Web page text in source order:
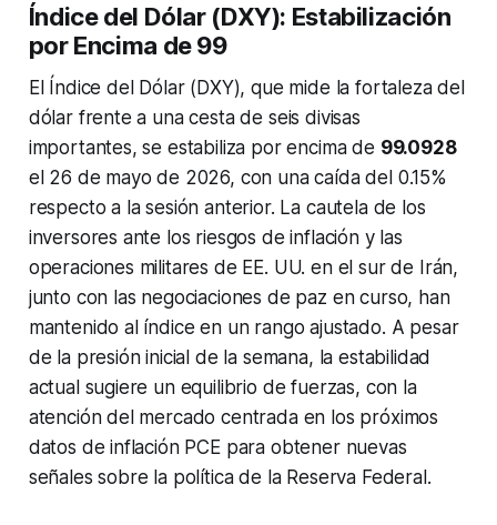
Índice del Dólar (DXY): Estabilización
por Encima de 99
El Índice del Dólar (DXY), que mide la fortaleza del
dólar frente a una cesta de seis divisas
importantes, se estabiliza por encima de 99.0928
el 26 de mayo de 2026, con una caída del 0.15%
respecto a la sesión anterior. La cautela de los
inversores ante los riesgos de inflación y las
operaciones militares de EE. UU. en el sur de Irán,
junto con las negociaciones de paz en curso, han
mantenido al índice en un rango ajustado. A pesar
de la presión inicial de la semana, la estabilidad
actual sugiere un equilibrio de fuerzas, con la
atención del mercado centrada en los próximos
datos de inflación PCE para obtener nuevas
señales sobre la política de la Reserva Federal.